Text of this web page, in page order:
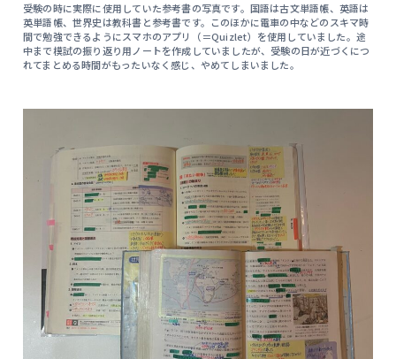
受験の時に実際に使用していた参考書の写真です。国語は古文単語帳、英語は
英単語帳、世界史は教科書と参考書です。このほかに電車の中などのスキマ時
間で勉強できるようにスマホのアプリ（＝Quizlet）を使用していました。途
中まで模試の振り返り用ノートを作成していましたが、受験の日が近づくにつ
れてまとめる時間がもったいなく感じ、やめてしまいました。